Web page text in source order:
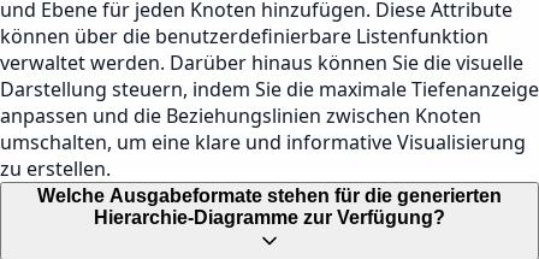
und Ebene für jeden Knoten hinzufügen. Diese Attribute
können über die benutzerdefinierbare Listenfunktion
verwaltet werden. Darüber hinaus können Sie die visuelle
Darstellung steuern, indem Sie die maximale Tiefenanzeige
anpassen und die Beziehungslinien zwischen Knoten
umschalten, um eine klare und informative Visualisierung
zu erstellen.
Welche Ausgabeformate stehen für die generierten
Hierarchie-Diagramme zur Verfügung?